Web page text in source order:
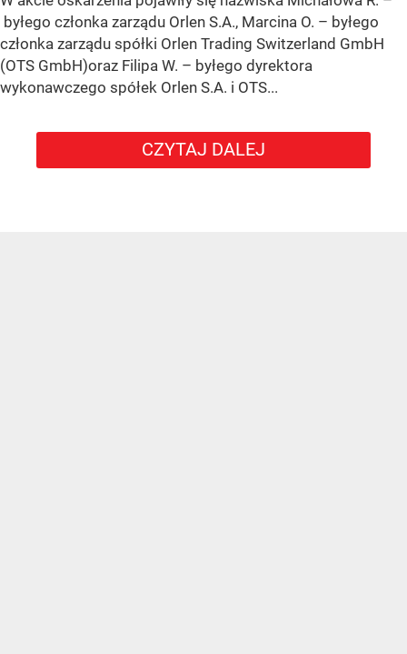
byłego członka zarządu Orlen S.A., Marcina O. – byłego
członka zarządu spółki Orlen Trading Switzerland GmbH
(OTS GmbH)oraz Filipa W. – byłego dyrektora
wykonawczego spółek Orlen S.A. i OTS...
CZYTAJ DALEJ